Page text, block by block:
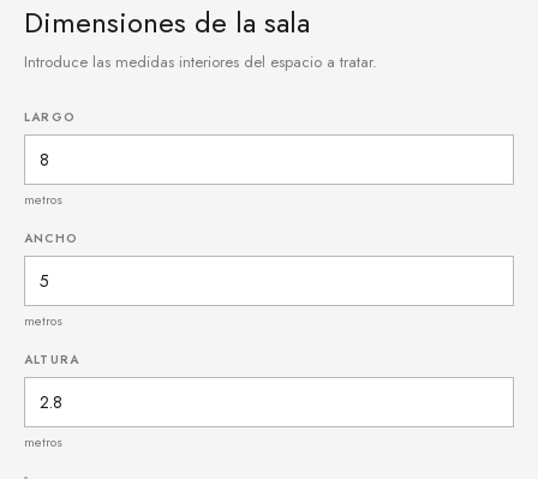
Dimensiones de la sala
Introduce las medidas interiores del espacio a tratar.
LARGO
metros
ANCHO
metros
ALTURA
metros